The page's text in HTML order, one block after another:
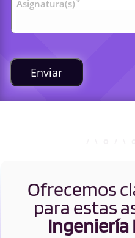
universitarias
Asignatura(s)
Enviar
Ofrecemos
para estas